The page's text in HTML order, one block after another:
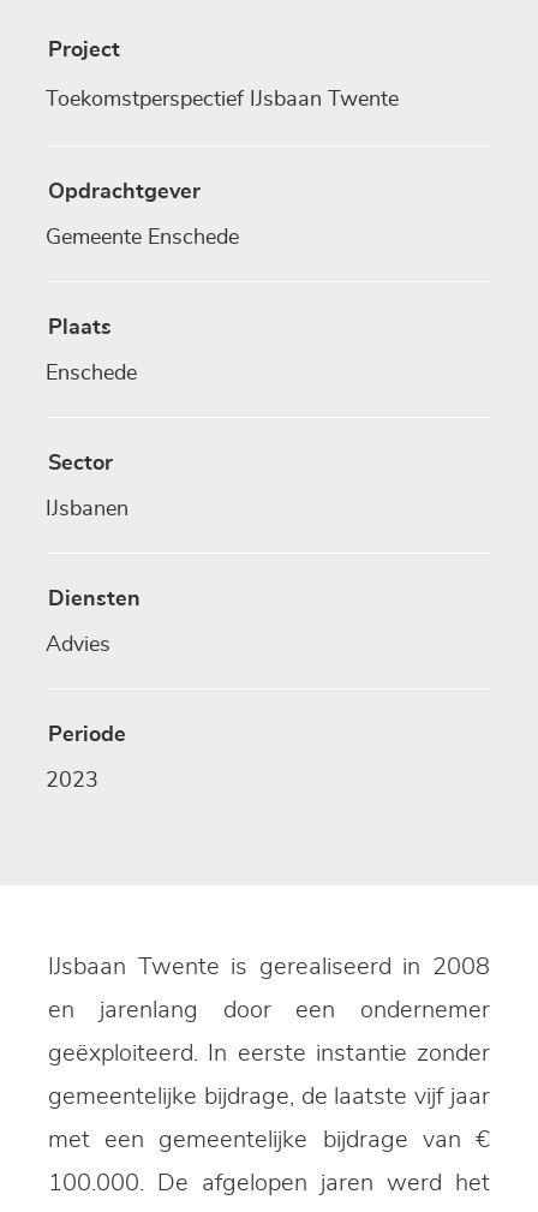
Project
Toekomstperspectief IJsbaan Twente
Opdrachtgever
Gemeente Enschede
Plaats
Enschede
Sector
IJsbanen
Diensten
Advies
Periode
2023
IJsbaan Twente is gerealiseerd in 2008
en jarenlang door een ondernemer
geëxploiteerd. In eerste instantie zonder
gemeentelijke bijdrage, de laatste vijf jaar
met een gemeentelijke bijdrage van €
100.000. De afgelopen jaren werd het